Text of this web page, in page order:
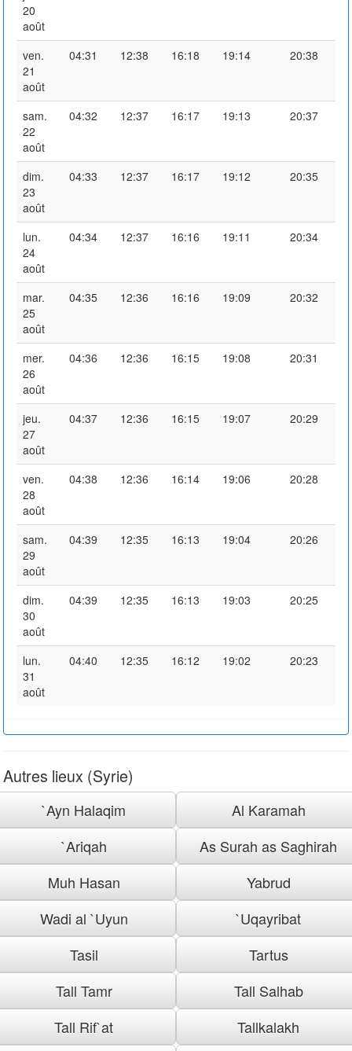
20
août
ven.
21
août
04:31 12:38 16:18 19:14 20:38
sam.
22
août
04:32 12:37 16:17 19:13 20:37
dim.
23
août
04:33 12:37 16:17 19:12 20:35
lun.
24
août
04:34 12:37 16:16 19:11 20:34
mar.
25
août
04:35 12:36 16:16 19:09 20:32
mer.
26
août
04:36 12:36 16:15 19:08 20:31
jeu.
27
août
04:37 12:36 16:15 19:07 20:29
ven.
28
août
04:38 12:36 16:14 19:06 20:28
sam.
29
août
04:39 12:35 16:13 19:04 20:26
dim.
30
août
04:39 12:35 16:13 19:03 20:25
lun.
31
août
04:40 12:35 16:12 19:02 20:23
Autres lieux (Syrie)
`Ayn Halaqim
Al Karamah
`Ariqah
As Surah as Saghirah
Muh Hasan
Yabrud
Wadi al `Uyun
`Uqayribat
Tasil
Tartus
Tall Tamr
Tall Salhab
Tall Rif`at
Tallkalakh